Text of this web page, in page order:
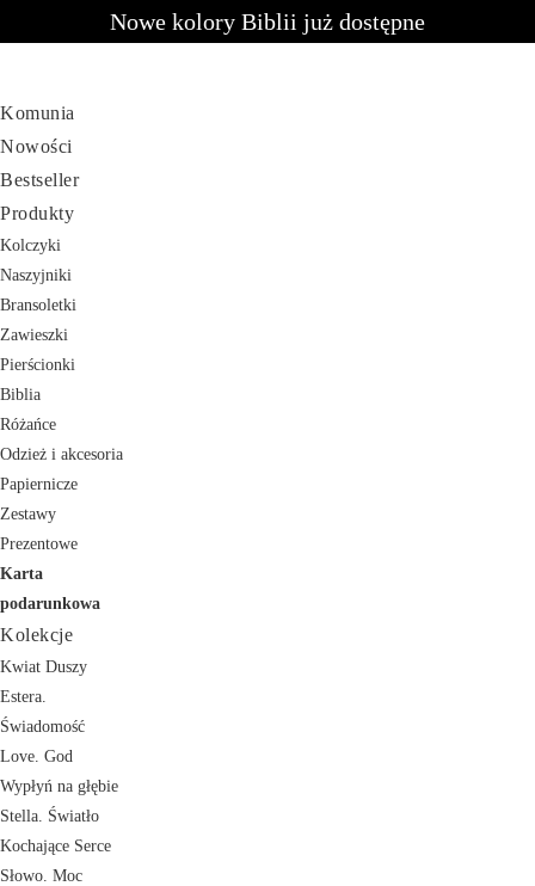
Nowe kolory Biblii już dostępne
Komunia
Nowości
Bestseller
Produkty
Kolczyki
Naszyjniki
Bransoletki
Zawieszki
Pierścionki
Biblia
Różańce
Odzież i akcesoria
Papiernicze
Zestawy
Prezentowe
Karta
podarunkowa
Kolekcje
Kwiat Duszy
Estera.
Świadomość
Love. God
Wypłyń na głębie
Stella. Światło
Kochające Serce
Słowo. Moc